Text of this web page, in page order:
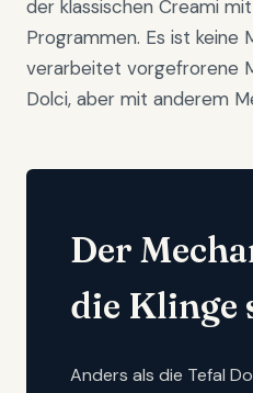
der klassischen Creami
Programmen. Es ist keine
verarbeitet vorgefrorene
Dolci, aber mit anderem
Der
die Klinge
Anders als die Tefal